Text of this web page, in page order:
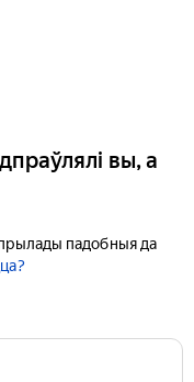
вы, а
падобныя да